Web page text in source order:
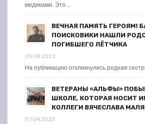
медиками. Это …
ВЕЧНАЯ ПАМЯТЬ ГЕРОЯМ!
ПОИСКОВИКИ НАШЛИ
ПОГИБШЕГО ЛЁТЧИКА
26.08.2023
На публикацию откликнулись родная
ВЕТЕРАНЫ «АЛЬФЫ»
ШКОЛЕ, КОТОРАЯ НОСИТ
КОЛЛЕГИ ВЯЧЕСЛАВА
07.04.2023